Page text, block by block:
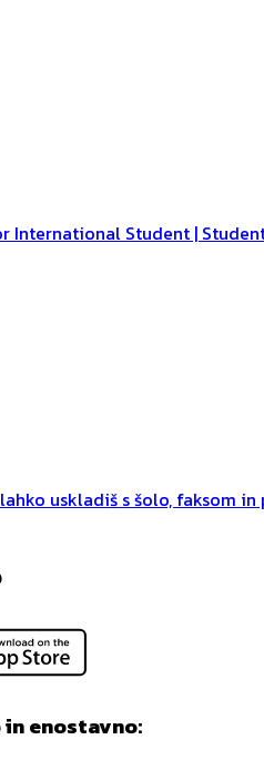
International Student |
uskladiš s šolo, faksom
enostavno: